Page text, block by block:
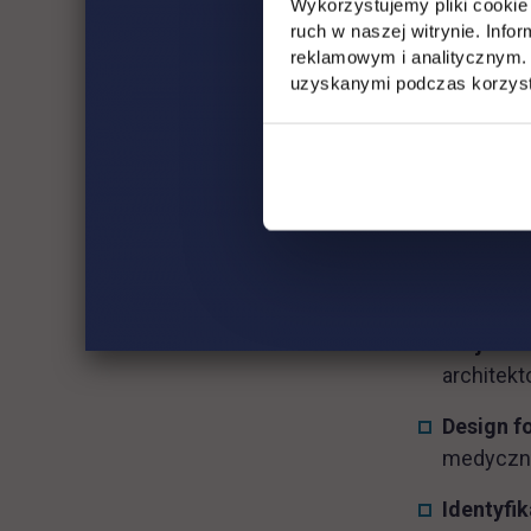
Wykorzystujemy pliki
ruch w naszej witrynie.
reklamowym i
uzyskanymi podczas
jak i
warsztat
Design